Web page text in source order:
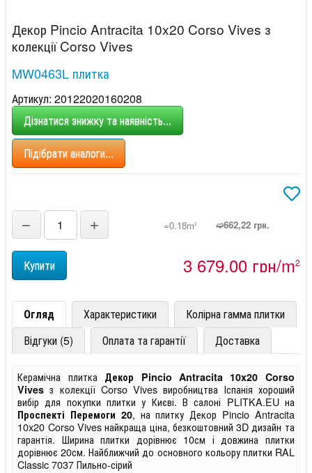
Декор Pincio Antracita 10x20 Corso Vives з
колекції Corso Vives
MW0463L плитка
Артикул: 20122020160208
Дізнатися знижку та наявність...
Підібрати аналоги...
− + =0.18m2 ➫662,22 грн.
3 679,00 грн/m2
Огляд Характеристики
Колірна гамма плитки
Відгуки (5)
Оплата та гарантії Доставка
Керамічна плитка Декор Pincio Antracita 10x20 Corso
Vives з колекції Corso Vives виробництва Іспанія хороший
вибір для покупки плитки у Києві. В салоні PLITKA.EU на
Проспекті Перемоги 20, на плитку Декор Pincio Antracita
10x20 Corso Vives найкраща ціна, безкоштовний 3D дизайн та
гарантія. Ширина плитки дорівнює 10см і довжина плитки
дорівнює 20см. Найближчий до основного кольору плитки RAL
Classic 7037 Пильно-сірий